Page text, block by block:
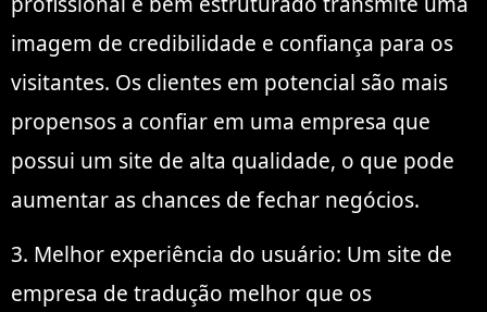
imagem de credibilidade e confiança para os
visitantes. Os clientes em potencial são mais
propensos a confiar em uma empresa que
possui um site de alta qualidade, o que pode
aumentar as chances de fechar negócios.
3. Melhor experiência do usuário: Um site de
empresa de tradução melhor que os